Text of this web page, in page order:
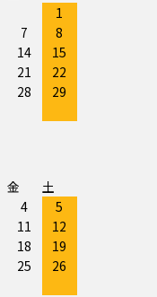
1
7
8
14
15
21
22
28
29
金
土
4
5
11
12
18
19
25
26